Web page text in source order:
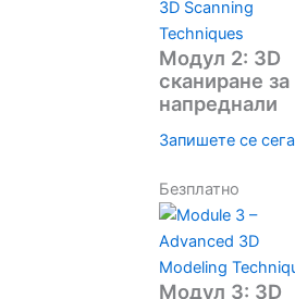
Модул 2: 3D
сканиране за
напреднали
Запишете се сега
Безплатно
Модул 3: 3D